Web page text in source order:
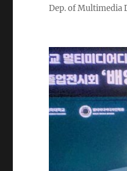
Dep. of Multimedia